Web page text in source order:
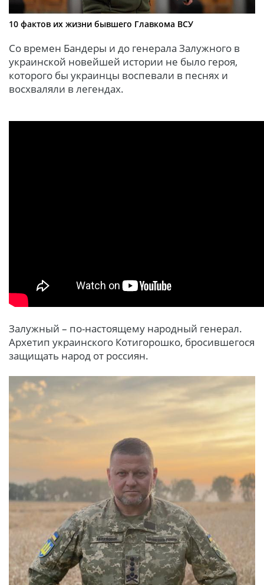
10 фактов их жизни бывшего Главкома ВСУ
Со времен Бандеры и до генерала Залужного в
украинской новейшей истории не было героя,
которого бы украинцы воспевали в песнях и
восхваляли в легендах.
Залужный – по-настоящему народный генерал.
Архетип украинского Котигорошко, бросившегося
защищать народ от россиян.